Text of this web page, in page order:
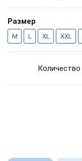
Размер
M L XL XXL
Количество